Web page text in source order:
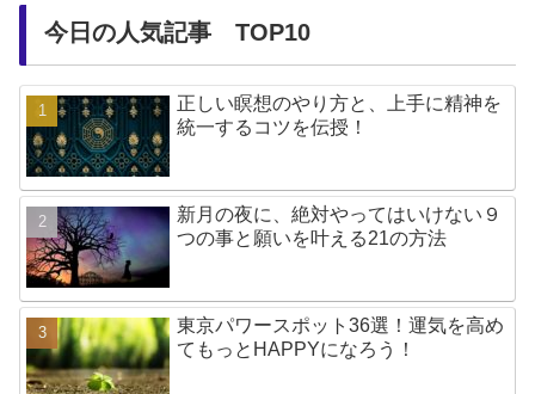
今日の人気記事 TOP10
正しい瞑想のやり方と、上手に精神を
統一するコツを伝授！
新月の夜に、絶対やってはいけない９
つの事と願いを叶える21の方法
東京パワースポット36選！運気を高め
てもっとHAPPYになろう！